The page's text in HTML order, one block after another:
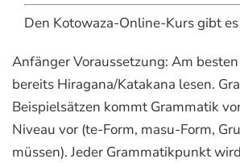
Den Kotowaza-Online-Kurs gibt
AnfängerVoraussetzung: Am
bereits Hiragana/Katakana lesen.
Beispielsätzen kommt Grammatik
Niveau vor (te-Form, masu-Form,
müssen). Jeder Grammatikpunkt